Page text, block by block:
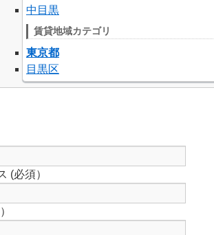
中目黒
賃貸地域カテゴリ
東京都
目黒区
(必須）